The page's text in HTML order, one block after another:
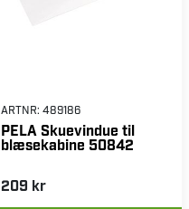
ARTNR: 489186
PELA Skuevindue til
blæsekabine 50842
209 kr